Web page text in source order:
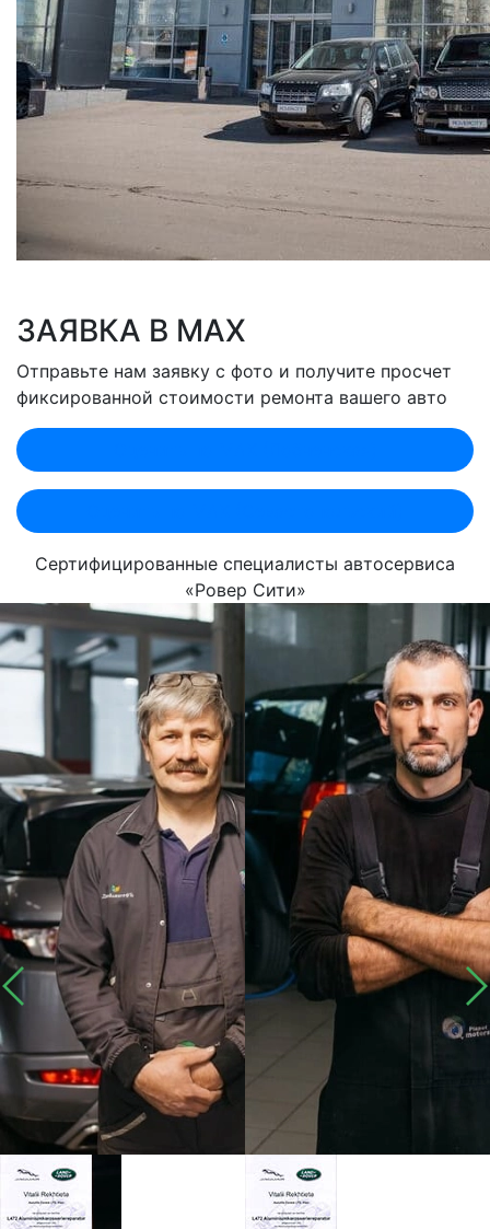
ЗАЯВКА В MAX
Отправьте нам заявку с фото и получите просчет
фиксированной стоимости ремонта вашего авто
Сертифицированные специалисты автосервиса
«Ровер Сити»